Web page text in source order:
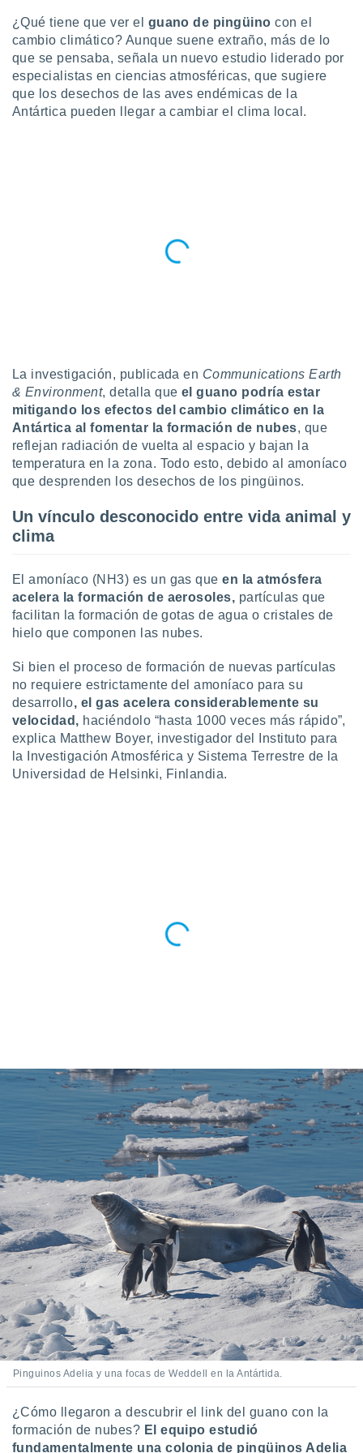
en
nuestra
y
En
de que
sean
se
para
o
aunque
Puedes
acceder a
web a
abono
Para
su
en
en
en
de
un
o acceder
perfiles
¿Qué tiene que ver el guano de pingüino con el
cambio climático? Aunque suene extraño, más de lo
que se pensaba, señala un nuevo estudio liderado por
especialistas en ciencias atmosféricas, que sugiere
que los desechos de las aves endémicas de la
Antártica pueden llegar a cambiar el clima local.
La investigación, publicada en Communications Earth
& Environment, detalla que el guano podría estar
mitigando los efectos del cambio climático en la
Antártica al fomentar la formación de nubes, que
reflejan radiación de vuelta al espacio y bajan la
temperatura en la zona. Todo esto, debido al amoníaco
que desprenden los desechos de los pingüinos.
Un vínculo desconocido entre vida animal y
clima
El amoníaco (NH3) es un gas queen la atmósfera
acelera la formación de aerosoles, partículas que
facilitan la formación de gotas de agua o cristales de
hielo que componen las nubes.
Si bien el proceso de formación de nuevas partículas
no requiere estrictamente del amoníaco para su
desarrollo, el gas acelera considerablemente su
velocidad, haciéndolo “hasta 1000 veces más rápido”,
explica Matthew Boyer, investigador del Instituto para
la Investigación Atmosférica y Sistema Terrestre de la
Universidad de Helsinki, Finlandia.
Pinguinos Adelia y una focas de Weddell en la Antártida.
¿Cómo llegaron a descubrir el link del guano con la
formación de nubes? El equipo estudió
fundamentalmente una colonia de pingüinos Adelia